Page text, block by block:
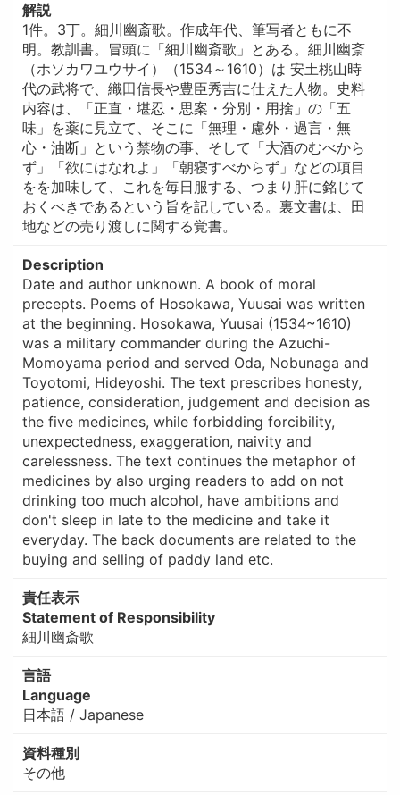
解説
1件。3丁。細川幽斎歌。作成年代、筆写者ともに不
明。教訓書。冒頭に「細川幽斎歌」とある。細川幽斎
（ホソカワユウサイ）（1534～1610）は 安土桃山時
代の武将で、織田信長や豊臣秀吉に仕えた人物。史料
内容は、「正直・堪忍・思案・分別・用捨」の「五
味」を薬に見立て、そこに「無理・慮外・過言・無
心・油断」という禁物の事、そして「大酒のむべから
ず」「欲にはなれよ」「朝寝すべからず」などの項目
をを加味して、これを毎日服する、つまり肝に銘じて
おくべきであるという旨を記している。裏文書は、田
地などの売り渡しに関する覚書。
Description
Date and author unknown. A book of moral
precepts. Poems of Hosokawa, Yuusai was written
at the beginning. Hosokawa, Yuusai (1534~1610)
was a military commander during the Azuchi-
Momoyama period and served Oda, Nobunaga and
Toyotomi, Hideyoshi. The text prescribes honesty,
patience, consideration, judgement and decision as
the five medicines, while forbidding forcibility,
unexpectedness, exaggeration, naivity and
carelessness. The text continues the metaphor of
medicines by also urging readers to add on not
drinking too much alcohol, have ambitions and
don't sleep in late to the medicine and take it
everyday. The back documents are related to the
buying and selling of paddy land etc.
責任表示
Statement of Responsibility
細川幽斎歌
言語
Language
日本語 / Japanese
資料種別
その他